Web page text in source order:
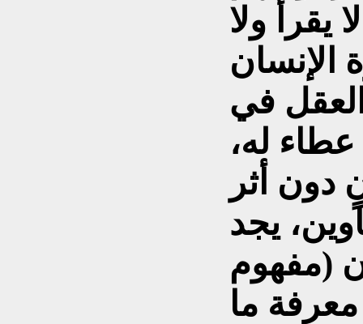
يقرأ ولا
الإنسان
في
له،
يجد
(مفهوم
ما